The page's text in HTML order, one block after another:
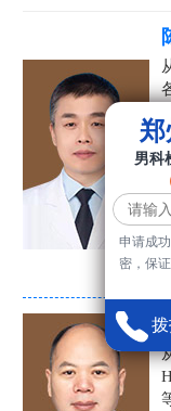
郑
男科
申请成
密，保